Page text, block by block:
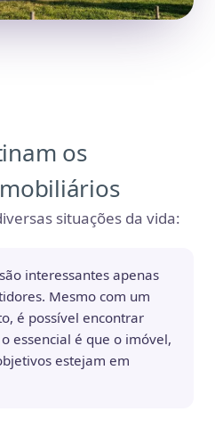
os
situações da vida:
interessantes apenas
Mesmo com um
é possível encontrar
essencial é que o imóvel,
estejam em